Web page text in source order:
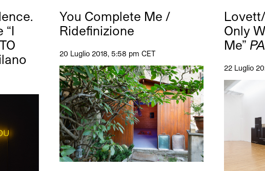
“I
You Complete Me /
Ridefinizione
20 Luglio 2018, 5:58 pm CET
Only
Me”
22 Luglio